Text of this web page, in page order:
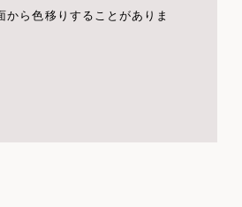
ら色移りすることがありま